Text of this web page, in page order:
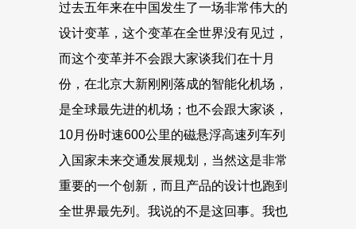
过去五年来在中国发生了一场非常伟大的
设计变革，这个变革在全世界没有见过，
而这个变革并不会跟大家谈我们在十月
份，在北京大新刚刚落成的智能化机场，
是全球最先进的机场；也不会跟大家谈，
10月份时速600公里的磁悬浮高速列车列
入国家未来交通发展规划，当然这是非常
重要的一个创新，而且产品的设计也跑到
全世界最先列。我说的不是这回事。我也